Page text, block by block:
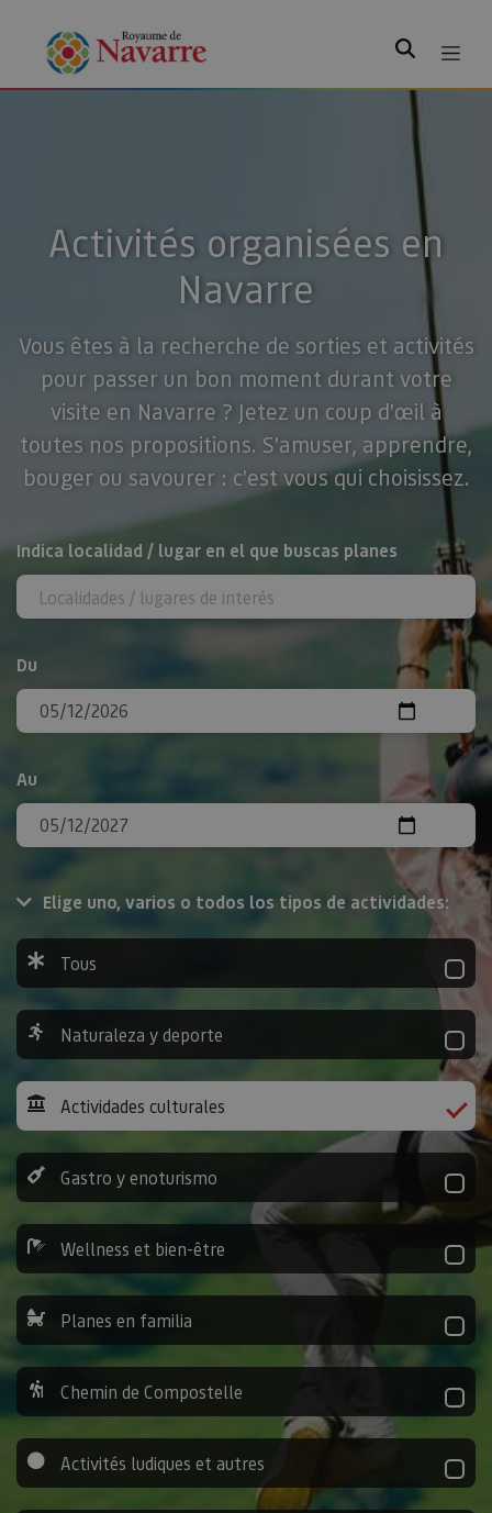
Rechercher
Activités organisées en
Navarre
Vous êtes à la recherche de sorties et activités
pour passer un bon moment durant votre
visite en Navarre ? Jetez un coup d'œil à
toutes nos propositions. S'amuser, apprendre,
bouger ou savourer : c'est vous qui choisissez.
Rechercher
Indica localidad / lugar en el que buscas planes
Du
Au
Elige uno, varios o todos los tipos de actividades:
Tous
Naturaleza y deporte
Actividades culturales
Gastro y enoturismo
Wellness et bien-être
Planes en familia
Chemin de Compostelle
Activités ludiques et autres